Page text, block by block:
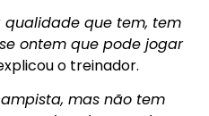
qualidade que tem, tem
ontem que pode jogar
o treinador.
mas não tem